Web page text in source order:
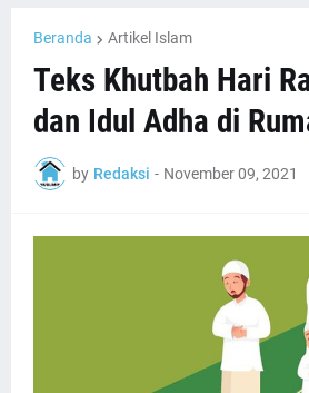
Beranda Artikel Islam
Teks Khutbah Hari
dan Idul Adha di
by Redaksi - November 09, 2021